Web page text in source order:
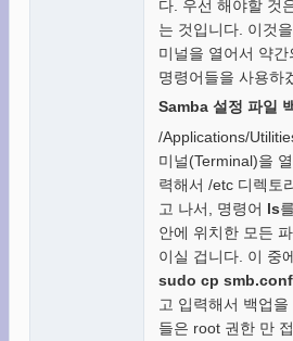
다. 우선 해야할 것
는 것입니다. 이것
미널을 열어서 약
명령어들을 사용하
Samba 설정 파일
/Applications/
미널(Terminal)을
력해서 /etc 디렉토
고 나서, 명령어 ls
안에 위치한 모든
이실 겁니다. 이 중
sudo cp
고 입력해서 백업
들은 root 권한 만